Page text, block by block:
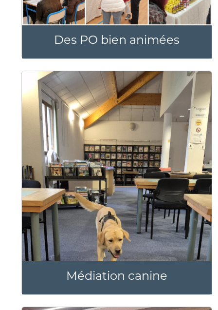
Des PO bien animées
Médiation canine